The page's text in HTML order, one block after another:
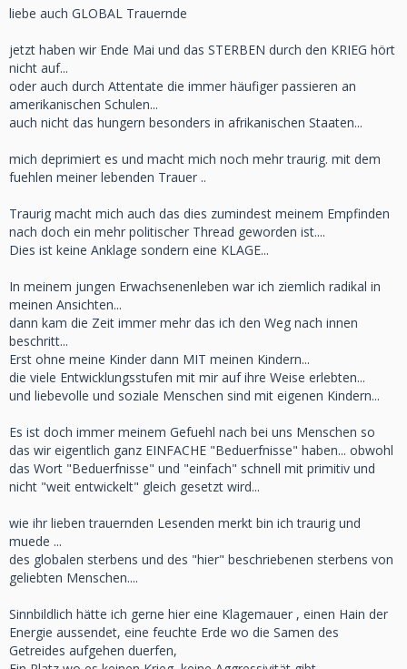
liebe auch GLOBAL Trauernde
jetzt haben wir Ende Mai und das STERBEN durch den KRIEG hört
nicht auf...
oder auch durch Attentate die immer häufiger passieren an
amerikanischen Schulen...
auch nicht das hungern besonders in afrikanischen Staaten...
mich deprimiert es und macht mich noch mehr traurig. mit dem
fuehlen meiner lebenden Trauer ..
Traurig macht mich auch das dies zumindest meinem Empfinden
nach doch ein mehr politischer Thread geworden ist....
Dies ist keine Anklage sondern eine KLAGE...
In meinem jungen Erwachsenenleben war ich ziemlich radikal in
meinen Ansichten...
dann kam die Zeit immer mehr das ich den Weg nach innen
beschritt...
Erst ohne meine Kinder dann MIT meinen Kindern...
die viele Entwicklungsstufen mit mir auf ihre Weise erlebten...
und liebevolle und soziale Menschen sind mit eigenen Kindern...
Es ist doch immer meinem Gefuehl nach bei uns Menschen so
das wir eigentlich ganz EINFACHE "Beduerfnisse" haben... obwohl
das Wort "Beduerfnisse" und "einfach" schnell mit primitiv und
nicht "weit entwickelt" gleich gesetzt wird...
wie ihr lieben trauernden Lesenden merkt bin ich traurig und
muede ...
des globalen sterbens und des "hier" beschriebenen sterbens von
geliebten Menschen....
Sinnbildlich hätte ich gerne hier eine Klagemauer , einen Hain der
Energie aussendet, eine feuchte Erde wo die Samen des
Getreides aufgehen duerfen,